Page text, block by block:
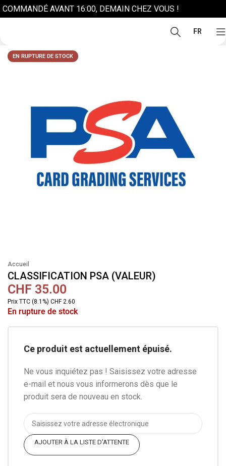
COMMANDÉ AVANT 16:00, DEMAIN CHEZ VOUS !
FR
EN RUPTURE DE STOCK
Accueil
CLASSIFICATION PSA (VALEUR)
CHF 35.00
Prix TTC (8.1%) CHF 2.60
En rupture de stock
Ce produit est actuellement épuisé.
Ne vous inquiétez pas ! Saisissez votre adresse
e-mail et nous vous informerons dès que le
produit sera de nouveau en stock.
AJOUTER À LA LISTE D'ATTENTE